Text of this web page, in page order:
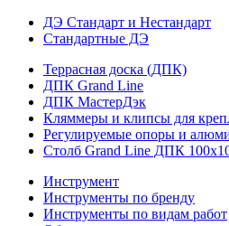
ДЭ Стандарт и Нестандарт
Стандартные ДЭ
Террасная доска (ДПК)
ДПК Grand Line
ДПК МастерДэк
Кляммеры и клипсы для
Регулируемые опоры и
Столб Grand Line ДПК
Инструмент
Инструменты по бренду
Инструменты по видам работ